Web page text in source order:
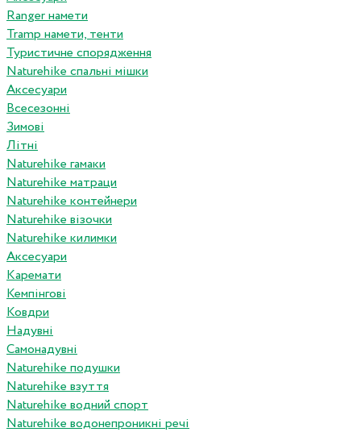
Ranger намети
Tramp намети, тенти
Туристичне спорядження
Naturehike спальні мішки
Аксесуари
Всесезонні
Зимові
Літні
Naturehike гамаки
Naturehike матраци
Naturehike контейнери
Naturehike візочки
Naturehike килимки
Аксесуари
Каремати
Кемпінгові
Ковдри
Надувні
Самонадувні
Naturehike подушки
Naturehike взуття
Naturehike водний спорт
Naturehike водонепроникні речі